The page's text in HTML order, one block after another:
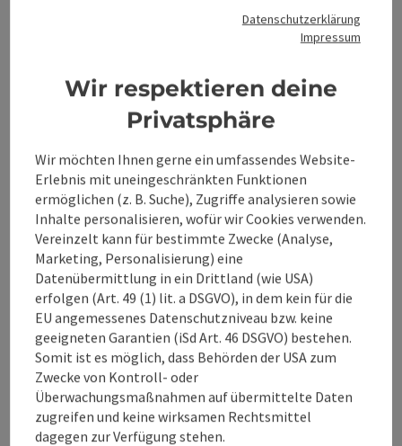
Veranstaltungstermin/e
Veranstaltungsort
Anreise/Lage
Preise
Eignung
Barrierefreiheit
Datenschutzerklärung
Impressum
Wir respektieren deine
Privatsphäre
Wir möchten Ihnen gerne ein umfassendes Website-
Erlebnis mit uneingeschränkten Funktionen
ermöglichen (z. B. Suche), Zugriffe analysieren sowie
Inhalte personalisieren, wofür wir Cookies verwenden.
Vereinzelt kann für bestimmte Zwecke (Analyse,
Marketing, Personalisierung) eine
Datenübermittlung in ein Drittland (wie USA)
erfolgen (Art. 49 (1) lit. a DSGVO), in dem kein für die
EU angemessenes Datenschutzniveau bzw. keine
geeigneten Garantien (iSd Art. 46 DSGVO) bestehen.
Somit ist es möglich, dass Behörden der USA zum
Zwecke von Kontroll- oder
Überwachungsmaßnahmen auf übermittelte Daten
zugreifen und keine wirksamen Rechtsmittel
dagegen zur Verfügung stehen.